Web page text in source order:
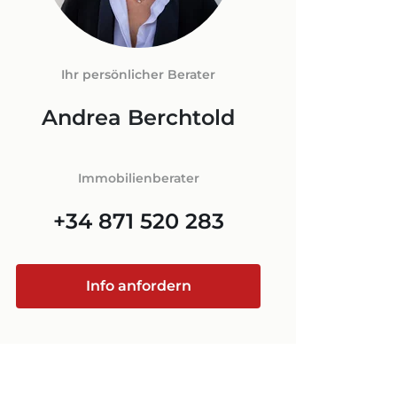
+34 871 520 283
Ihr persönlicher Berater
Andrea Berchtold
Immobilienberater
+34 871 520 283
Info anfordern